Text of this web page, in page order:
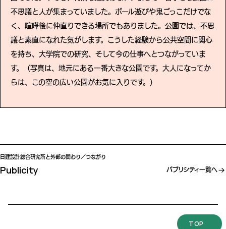
不思議と人が集まっていました。ボール遊びや鬼ごっこだけでな
く、喧嘩後に仲直りできる場所でもありました。公園では、不思
議と素直になれた気がします。こうした経験から公共空間に関心
を持ち、大学院での研究、そして今の仕事へとつながっていま
す。（写真は、地元にある一番大きな公園です。大人になってか
らは、この空の広い公園がお気に入りです。）
日建設計総合研究所と外部の関わり／つながり
Publicity パブリシティ一覧へ
TOP